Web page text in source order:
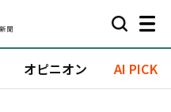
オピニオン AI PICK